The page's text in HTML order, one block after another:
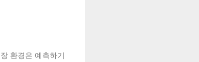
환경은 예측하기